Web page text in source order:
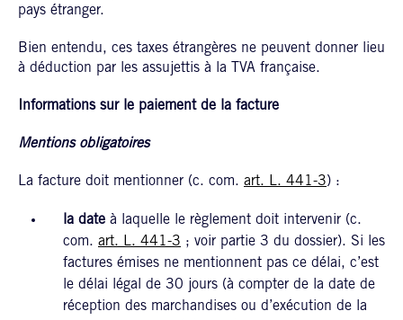
pays étranger.
Bien entendu, ces taxes étrangères ne peuvent donner lieu
à déduction par les assujettis à la TVA française.
Informations sur le paiement de la facture
Mentions obligatoires
La facture doit mentionner (c. com. art. L. 441-3) :
la date à laquelle le règlement doit intervenir (c.
com. art. L. 441-3 ; voir partie 3 du dossier). Si les
factures émises ne mentionnent pas ce délai, c’est
le délai légal de 30 jours (à compter de la date de
réception des marchandises ou d’exécution de la